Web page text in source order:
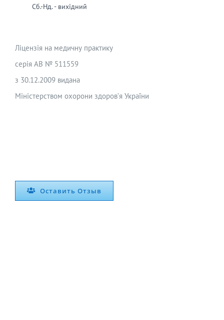
Сб.-Нд. - вихідний
Ліцензія на медичну практику
серія АВ № 511559
з 30.12.2009 видана
Міністерством охорони здоров’я України
Оставить Отзыв